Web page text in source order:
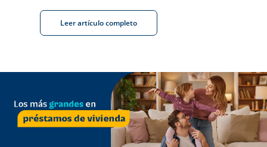
Leer artículo completo